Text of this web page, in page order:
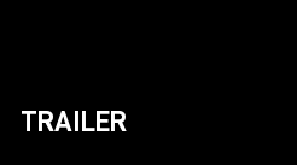
TRAILER